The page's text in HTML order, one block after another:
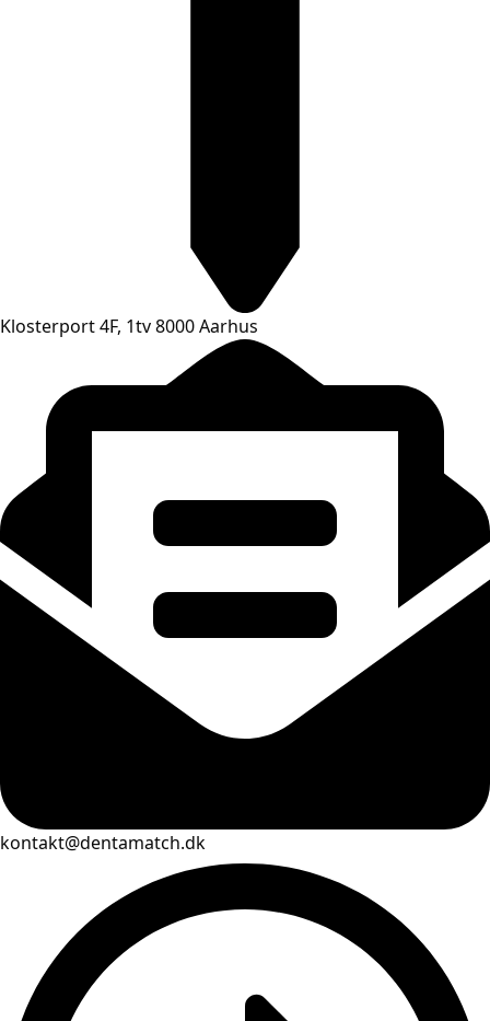
Klosterport 4F, 1tv 8000 Aarhus
kontakt@dentamatch.dk